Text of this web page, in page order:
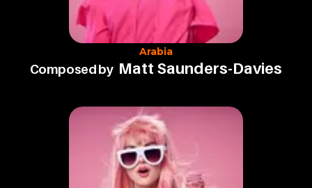
Arabia
Composed by Matt Saunders-Davies